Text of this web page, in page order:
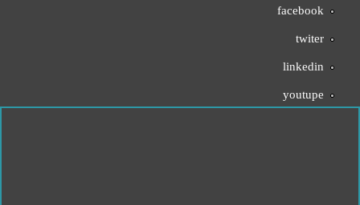
facebook
twiter
linkedin
youtupe